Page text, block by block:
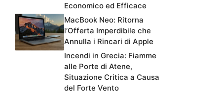
Economico ed Efficace
MacBook Neo: Ritorna
l’Offerta Imperdibile che
Annulla i Rincari di Apple
Incendi in Grecia: Fiamme
alle Porte di Atene,
Situazione Critica a Causa
del Forte Vento